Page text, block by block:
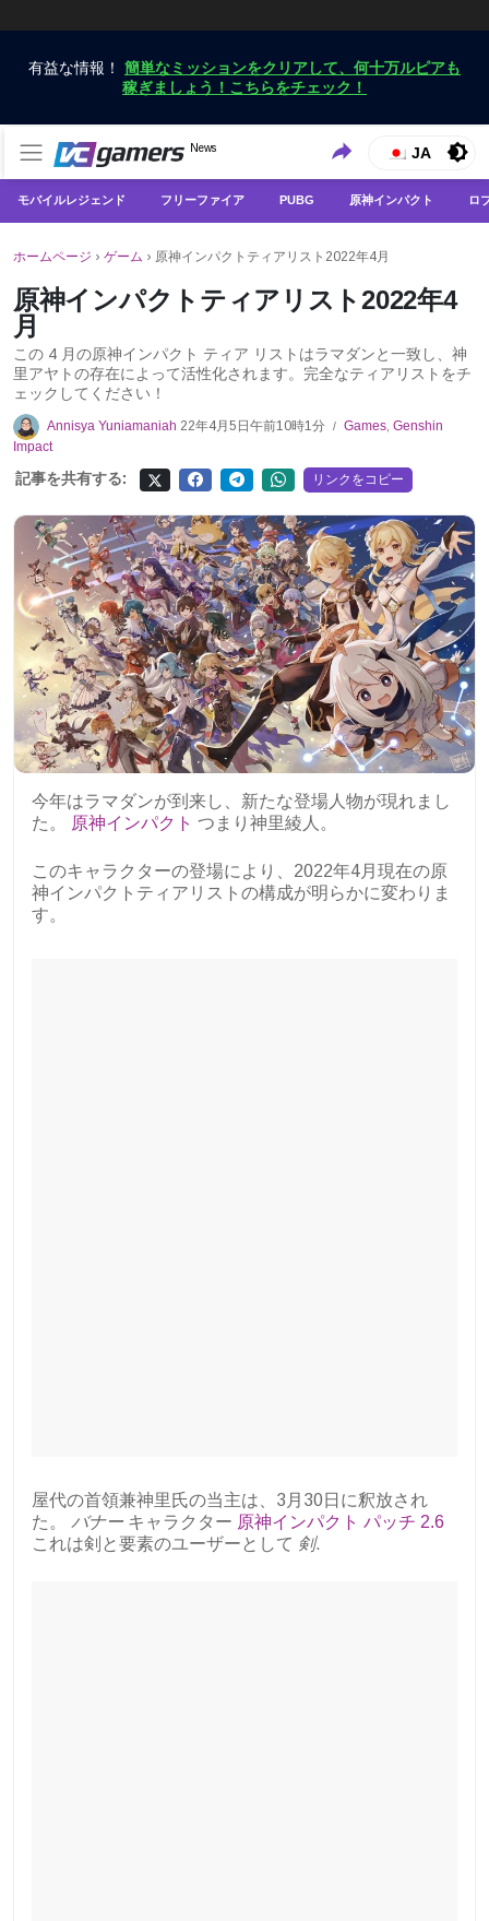
有益な情報！ 簡単なミッションをクリアして、何十万ルピアも
稼ぎましょう！こちらをチェック！
VCGamers ニュース
News
VCGamersだけで最新のゲームニュースを入手
JA
モバイルレジェンド フリーファイア PUBG 原神インパクト ロ
ホームページ › ゲーム › 原神インパクトティアリスト2022年4月
原神インパクトティアリスト2022年4
月
この 4 月の原神インパクト ティア リストはラマダンと一致し、神
里アヤトの存在によって活性化されます。完全なティアリストをチ
ェックしてください！
Annisya Yuniamaniah 22年4月5日午前10時1分 / Games, Genshin
Impact
記事を共有する: リンクをコピー
今年はラマダンが到来し、新たな登場人物が現れまし
た。
原神インパクト つまり神里綾人。
このキャラクターの登場により、2022年4月現在の原
神インパクトティアリストの構成が明らかに変わりま
す。
屋代の首領兼神里氏の当主は、3月30日に釈放され
た。 バナー キャラクター 原神インパクト パッチ 2.6
これは剣と要素のユーザーとして 剣.